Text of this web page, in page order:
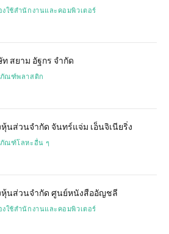
งใช้สำนักงานและคอมพิวเตอร์
สยาม อัฐกร จำกัด
ณฑ์พลาสติก
นส่วนจำกัด จันทร์แจ่ม เอ็นจิเนียริ่ง
ณฑ์โลหะอื่น ๆ
หุ้นส่วนจำกัด ศูนย์หนังสืออัญชลี
งใช้สำนักงานและคอมพิวเตอร์